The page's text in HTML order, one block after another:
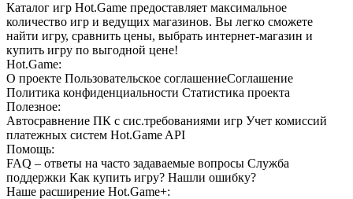
Каталог игр Hot.Game предоставляет максимальное
количество игр и ведущих магазинов. Вы легко сможете
найти игру, сравнить цены, выбрать интернет-магазин и
купить игру по выгодной цене!
Hot.Game:
О проекте Пользовательское соглашениеСоглашение
Политика конфиденциальности Статистика проекта
Полезное:
Автосравнение ПК с сис.требованиями игр Учет комиссий
платежных систем Hot.Game API
Помощь:
FAQ – ответы на часто задаваемые вопросы Служба
поддержки Как купить игру? Нашли ошибку?
Наше расширение Hot.Game+: